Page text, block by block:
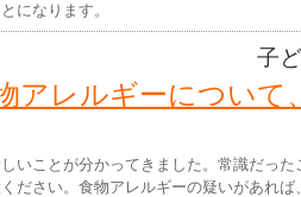
になります。
子
アレルギーについて
いことが分かってきました。常識だった
ださい。食物アレルギーの疑いがあれば